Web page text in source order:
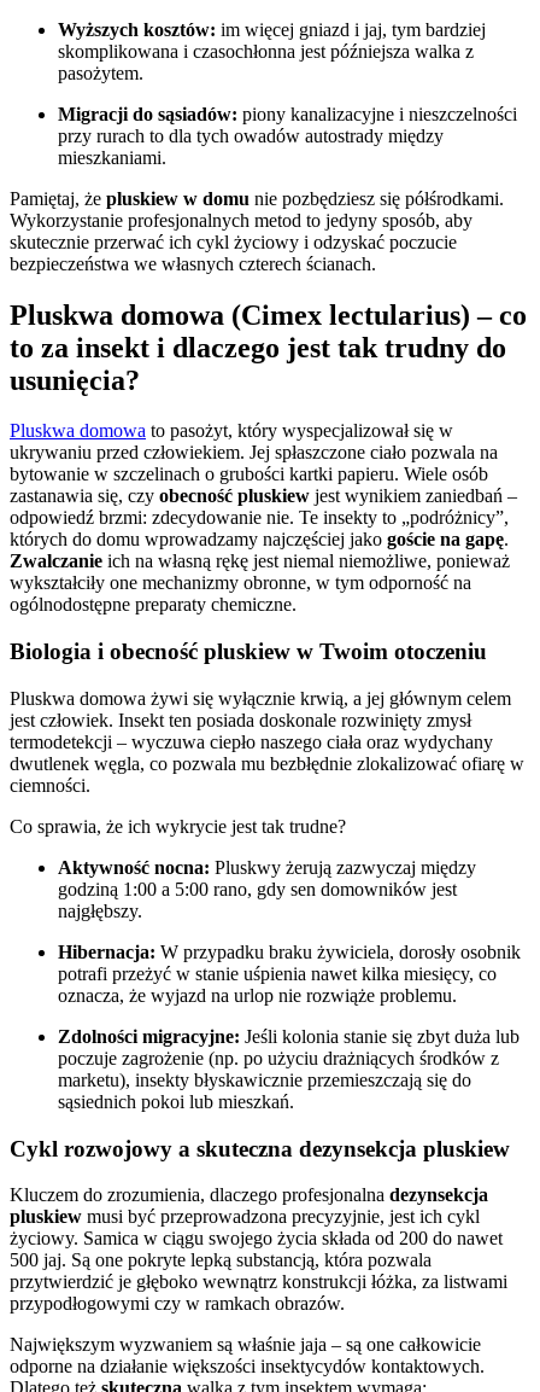
Wyższych kosztów: im więcej gniazd i jaj, tym bardziej
skomplikowana i czasochłonna jest późniejsza walka z
pasożytem.
Migracji do sąsiadów: piony kanalizacyjne i nieszczelności
przy rurach to dla tych owadów autostrady między
mieszkaniami.
Pamiętaj, że pluskiew w domu nie pozbędziesz się półśrodkami.
Wykorzystanie profesjonalnych metod to jedyny sposób, aby
skutecznie przerwać ich cykl życiowy i odzyskać poczucie
bezpieczeństwa we własnych czterech ścianach.
Pluskwa domowa (Cimex lectularius) – co
to za insekt i dlaczego jest tak trudny do
usunięcia?
Pluskwa domowa to pasożyt, który wyspecjalizował się w
ukrywaniu przed człowiekiem. Jej spłaszczone ciało pozwala na
bytowanie w szczelinach o grubości kartki papieru. Wiele osób
zastanawia się, czy obecność pluskiew jest wynikiem zaniedbań –
odpowiedź brzmi: zdecydowanie nie. Te insekty to „podróżnicy”,
których do domu wprowadzamy najczęściej jako goście na gapę.
Zwalczanie ich na własną rękę jest niemal niemożliwe, ponieważ
wykształciły one mechanizmy obronne, w tym odporność na
ogólnodostępne preparaty chemiczne.
Biologia i obecność pluskiew w Twoim otoczeniu
Pluskwa domowa żywi się wyłącznie krwią, a jej głównym celem
jest człowiek. Insekt ten posiada doskonale rozwinięty zmysł
termodetekcji – wyczuwa ciepło naszego ciała oraz wydychany
dwutlenek węgla, co pozwala mu bezbłędnie zlokalizować ofiarę w
ciemności.
Co sprawia, że ich wykrycie jest tak trudne?
Aktywność nocna: Pluskwy żerują zazwyczaj między
godziną 1:00 a 5:00 rano, gdy sen domowników jest
najgłębszy.
Hibernacja: W przypadku braku żywiciela, dorosły osobnik
potrafi przeżyć w stanie uśpienia nawet kilka miesięcy, co
oznacza, że wyjazd na urlop nie rozwiąże problemu.
Zdolności migracyjne: Jeśli kolonia stanie się zbyt duża lub
poczuje zagrożenie (np. po użyciu drażniących środków z
marketu), insekty błyskawicznie przemieszczają się do
sąsiednich pokoi lub mieszkań.
Cykl rozwojowy a skuteczna dezynsekcja pluskiew
Kluczem do zrozumienia, dlaczego profesjonalna dezynsekcja
pluskiew musi być przeprowadzona precyzyjnie, jest ich cykl
życiowy. Samica w ciągu swojego życia składa od 200 do nawet
500 jaj. Są one pokryte lepką substancją, która pozwala
przytwierdzić je głęboko wewnątrz konstrukcji łóżka, za listwami
przypodłogowymi czy w ramkach obrazów.
Największym wyzwaniem są właśnie jaja – są one całkowicie
odporne na działanie większości insektycydów kontaktowych.